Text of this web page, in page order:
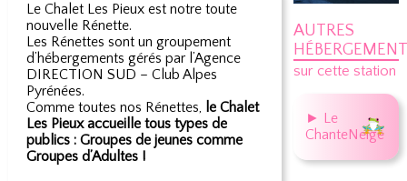
Le Chalet Les Pieux est notre toute
nouvelle Rénette.
Les Rénettes sont un groupement
d’hébergements gérés par l’Agence
DIRECTION SUD – Club Alpes
Pyrénées.
Comme toutes nos Rénettes, le Chalet
Les Pieux accueille tous types de
publics : Groupes de jeunes comme
Groupes d’Adultes !
AUTRES
sur cette station
► Le
ChanteNeige